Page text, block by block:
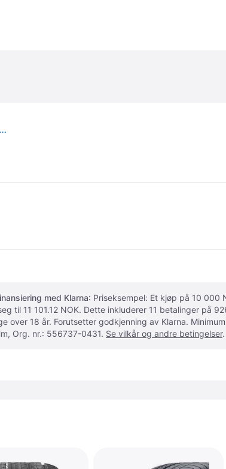
Continental ContiSportContact 5 ( 235/45 R20 100V XL Conti Seal, SUV, med felgkant )
med Klarna: Priseksempel: Et kjøp på 10 000
til 11 101.12 NOK. Dette inkluderer 11 betalinger på
18 år. Forutsetter godkjenning av Klarna.
Org. nr.: 556737-0431. Se vilkår og andre betingelser.